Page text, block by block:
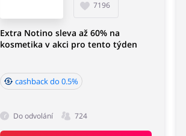
7196
Extra Notino sleva až 60% na
kosmetika v akci pro tento týden
cashback do 0.5%
Do odvolání 724